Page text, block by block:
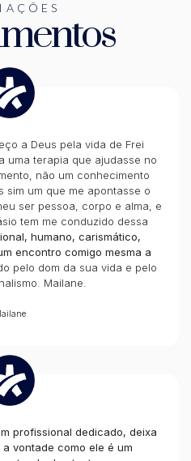
a Deus pela vida de Frei
uma terapia que ajudasse no
não um conhecimento
sim um que me apontasse o
ser pessoa, corpo e alma, e
tem me conduzido dessa
humano, carismático,
encontro comigo mesma a
pelo dom da sua vida e pelo
Mailane.
profissional dedicado, deixa
vontade como ele é um